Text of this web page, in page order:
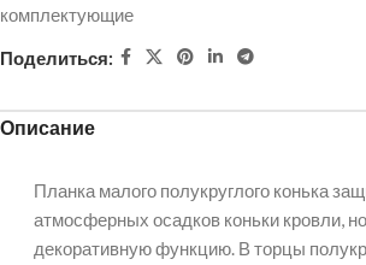
комплектующие
Поделиться:
Описание
Планка малого полукруглого конька
атмосферных осадков коньки кровли,
декоративную функцию. В торцы